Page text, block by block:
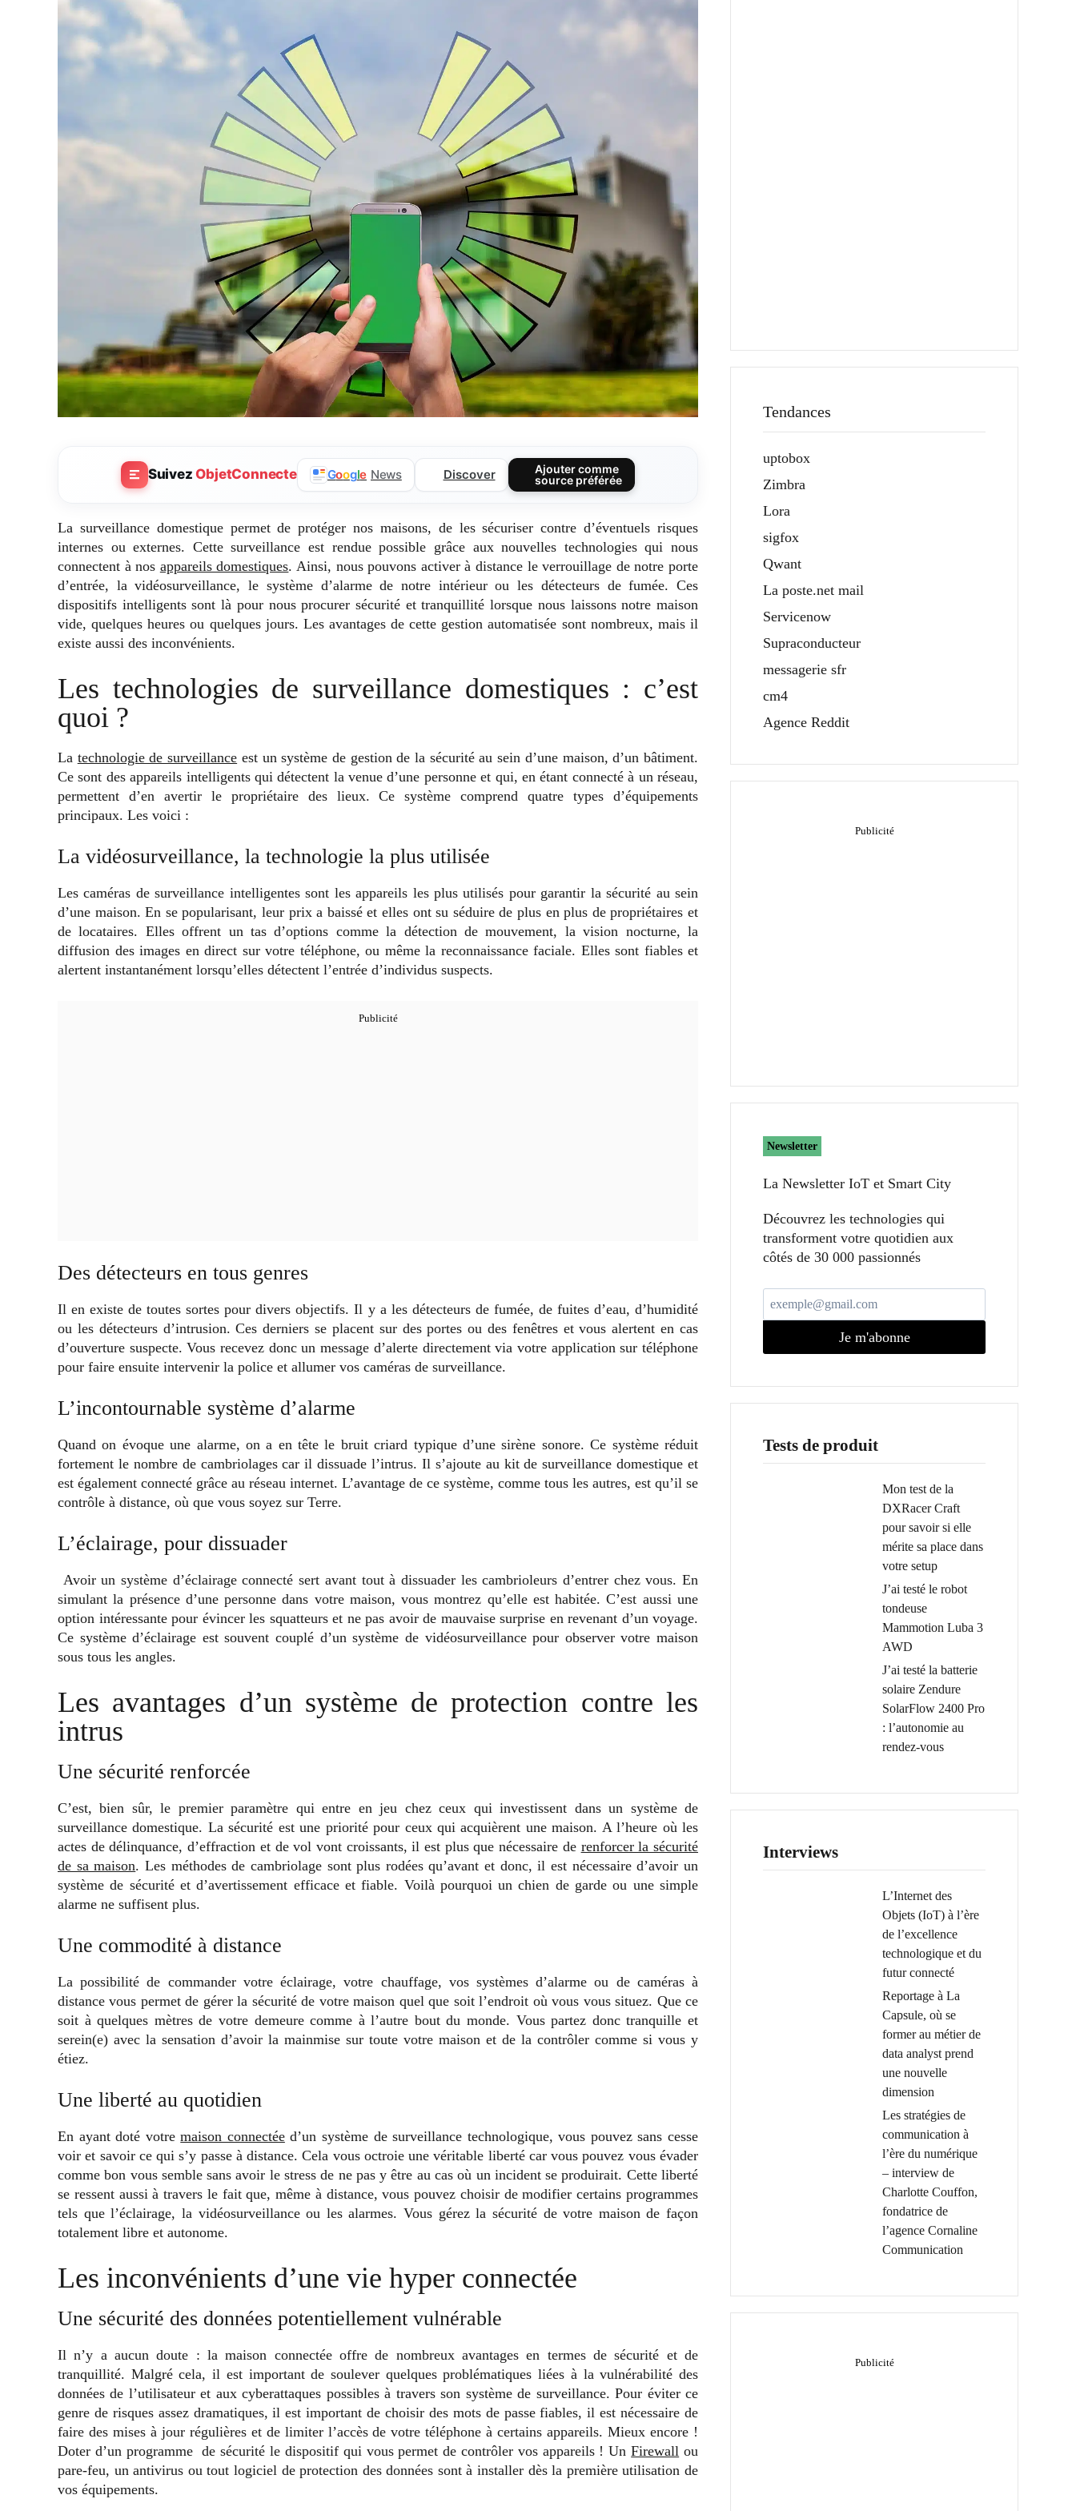
SuivezObjetConnecte Google News Discover
Ajouter comme
source préférée
La surveillance domestique permet de protéger nos maisons, de les sécuriser contre d’éventuels risques
internes ou externes. Cette surveillance est rendue possible grâce aux nouvelles technologies qui nous
connectent à nos appareils domestiques. Ainsi, nous pouvons activer à distance le verrouillage de notre porte
d’entrée, la vidéosurveillance, le système d’alarme de notre intérieur ou les détecteurs de fumée. Ces
dispositifs intelligents sont là pour nous procurer sécurité et tranquillité lorsque nous laissons notre maison
vide, quelques heures ou quelques jours. Les avantages de cette gestion automatisée sont nombreux, mais il
existe aussi des inconvénients.
Les technologies de surveillance domestiques : c’est
quoi ?
La technologie de surveillance est un système de gestion de la sécurité au sein d’une maison, d’un bâtiment.
Ce sont des appareils intelligents qui détectent la venue d’une personne et qui, en étant connecté à un réseau,
permettent d’en avertir le propriétaire des lieux. Ce système comprend quatre types d’équipements
principaux. Les voici :
La vidéosurveillance, la technologie la plus utilisée
Les caméras de surveillance intelligentes sont les appareils les plus utilisés pour garantir la sécurité au sein
d’une maison. En se popularisant, leur prix a baissé et elles ont su séduire de plus en plus de propriétaires et
de locataires. Elles offrent un tas d’options comme la détection de mouvement, la vision nocturne, la
diffusion des images en direct sur votre téléphone, ou même la reconnaissance faciale. Elles sont fiables et
alertent instantanément lorsqu’elles détectent l’entrée d’individus suspects.
Des détecteurs en tous genres
Il en existe de toutes sortes pour divers objectifs. Il y a les détecteurs de fumée, de fuites d’eau, d’humidité
ou les détecteurs d’intrusion. Ces derniers se placent sur des portes ou des fenêtres et vous alertent en cas
d’ouverture suspecte. Vous recevez donc un message d’alerte directement via votre application sur téléphone
pour faire ensuite intervenir la police et allumer vos caméras de surveillance.
L’incontournable système d’alarme
Quand on évoque une alarme, on a en tête le bruit criard typique d’une sirène sonore. Ce système réduit
fortement le nombre de cambriolages car il dissuade l’intrus. Il s’ajoute au kit de surveillance domestique et
est également connecté grâce au réseau internet. L’avantage de ce système, comme tous les autres, est qu’il se
contrôle à distance, où que vous soyez sur Terre.
L’éclairage, pour dissuader
Avoir un système d’éclairage connecté sert avant tout à dissuader les cambrioleurs d’entrer chez vous. En
simulant la présence d’une personne dans votre maison, vous montrez qu’elle est habitée. C’est aussi une
option intéressante pour évincer les squatteurs et ne pas avoir de mauvaise surprise en revenant d’un voyage.
Ce système d’éclairage est souvent couplé d’un système de vidéosurveillance pour observer votre maison
sous tous les angles.
Les avantages d’un système de protection contre les
intrus
Une sécurité renforcée
C’est, bien sûr, le premier paramètre qui entre en jeu chez ceux qui investissent dans un système de
surveillance domestique. La sécurité est une priorité pour ceux qui acquièrent une maison. A l’heure où les
actes de délinquance, d’effraction et de vol vont croissants, il est plus que nécessaire de renforcer la sécurité
de sa maison. Les méthodes de cambriolage sont plus rodées qu’avant et donc, il est nécessaire d’avoir un
système de sécurité et d’avertissement efficace et fiable. Voilà pourquoi un chien de garde ou une simple
alarme ne suffisent plus.
Une commodité à distance
La possibilité de commander votre éclairage, votre chauffage, vos systèmes d’alarme ou de caméras à
distance vous permet de gérer la sécurité de votre maison quel que soit l’endroit où vous vous situez. Que ce
soit à quelques mètres de votre demeure comme à l’autre bout du monde. Vous partez donc tranquille et
serein(e) avec la sensation d’avoir la mainmise sur toute votre maison et de la contrôler comme si vous y
étiez.
Une liberté au quotidien
En ayant doté votremaison connectéed’un système de surveillance technologique, vous pouvez sans cesse
voir et savoir ce qui s’y passe à distance. Cela vous octroie une véritable liberté car vous pouvez vous évader
comme bon vous semble sans avoir le stress de ne pas y être au cas où un incident se produirait. Cette liberté
se ressent aussi à travers le fait que, même à distance, vous pouvez choisir de modifier certains programmes
tels que l’éclairage, la vidéosurveillance ou les alarmes. Vous gérez la sécurité de votre maison de façon
totalement libre et autonome.
Les inconvénients d’une vie hyper connectée
Une sécurité des données potentiellement vulnérable
Il n’y a aucun doute : la maison connectée offre de nombreux avantages en termes de sécurité et de
tranquillité. Malgré cela, il est important de soulever quelques problématiques liées à la vulnérabilité des
données de l’utilisateur et aux cyberattaques possibles à travers son système de surveillance. Pour éviter ce
genre de risques assez dramatiques, il est important de choisir des mots de passe fiables, il est nécessaire de
faire des mises à jour régulières et de limiter l’accès de votre téléphone à certains appareils. Mieux encore !
Doter d’un programme de sécurité le dispositif qui vous permet de contrôler vos appareils ! UnFirewall ou
pare-feu, un antivirus ou tout logiciel de protection des données sont à installer dès la première utilisation de
vos équipements.
Tendances
uptobox
Zimbra
Lora
sigfox
Qwant
La poste.net mail
Servicenow
Supraconducteur
messagerie sfr
cm4
Agence Reddit
Newsletter
La Newsletter IoT et Smart City​
Découvrez les technologies qui
transforment votre quotidien aux
côtés de 30 000 passionnés
Je m'abonne
Tests de produit
Mon test de la
DXRacer Craft
pour savoir si elle
mérite sa place dans
votre setup
J’ai testé le robot
tondeuse
Mammotion Luba 3
AWD
J’ai testé la batterie
solaire Zendure
SolarFlow 2400 Pro
: l’autonomie au
rendez-vous
Interviews
L’Internet des
Objets (IoT) à l’ère
de l’excellence
technologique et du
futur connecté
Reportage à La
Capsule, où se
former au métier de
data analyst prend
une nouvelle
dimension
Les stratégies de
communication à
l’ère du numérique
– interview de
Charlotte Couffon,
fondatrice de
l’agence Cornaline
Communication